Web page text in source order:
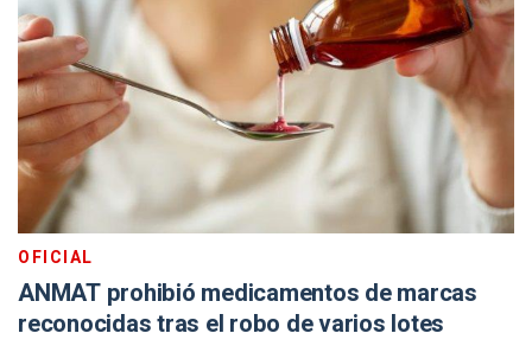
OFICIAL
ANMAT prohibió medicamentos de marcas
reconocidas tras el robo de varios lotes